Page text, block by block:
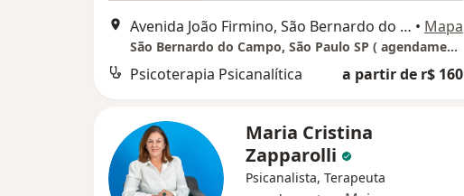
Avenida João Firmino, São Bernardo do Campo • Mapa
São Bernardo do Campo, São Paulo SP ( agendamento apenas no terapia online)
Psicoterapia Psicanalítica a partir de r$ 160
Maria Cristina
Zapparolli
Psicanalista, Terapeuta